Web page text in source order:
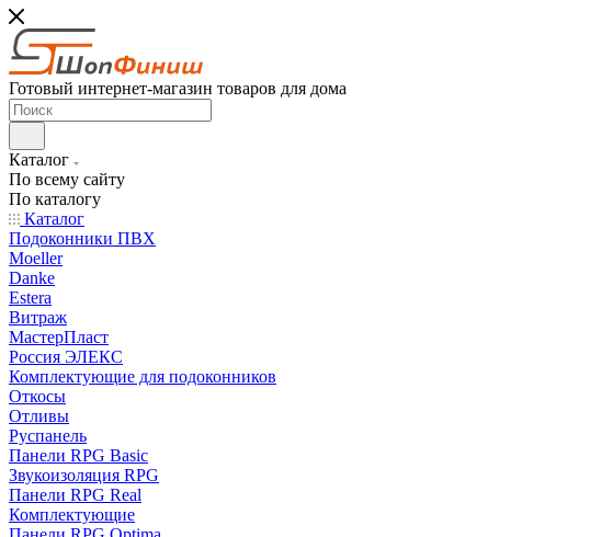
Готовый интернет-магазин товаров для дома
Каталог
По всему сайту
По каталогу
Каталог
Подоконники ПВХ
Moeller
Danke
Estera
Витраж
МастерПласт
Россия ЭЛЕКС
Комплектующие для подоконников
Откосы
Отливы
Руспанель
Панели RPG Basic
Звукоизоляция RPG
Панели RPG Real
Комплектующие